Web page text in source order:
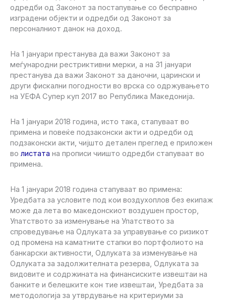
одредби од Законот за постапување со бесправно
изградени објекти и одредби од Законот за
персоналниот данок на доход.
На 1 јануари престанува да важи Законот за
меѓународни рестриктивни мерки, а на 31 јануари
престанува да важи Законот за даночни, царински и
други фискални погодности во врска со одржувањето
на УЕФА Супер куп 2017 во Република Македонија.
На 1 јануари 2018 година, исто така, стапуваат во
примена и повеќе подзаконски акти и одредби од
подзаконски акти, чијшто детален преглед е приложен
во листата на прописи чиишто одредби стапуваат во
примена.
На 1 јануари 2018 година стапуваат во примена:
Уредбата за условите под кои воздухоплов без екипаж
може да лета во македонскиот воздушен простор,
Упатството за изменување на Упатството за
спроведување на Одлуката за управување со ризикот
од промена на каматните стапки во портфолиото на
банкарски активности, Одлуката за изменување на
Одлуката за задолжителната резерва, Одлуката за
видовите и содржината на финансиските извештаи на
банките и белешките кон тие извештаи, Уредбата за
методологија за утврдување на критериуми за